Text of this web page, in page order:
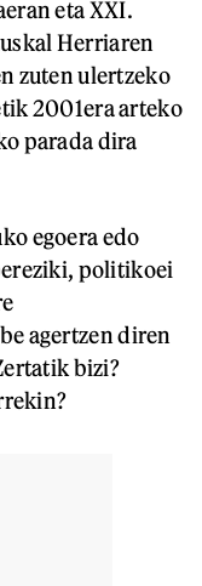
eta XXI.
Herriaren
zuten ulertzeko
2001era arteko
parada dira
egoera edo
politikoei
agertzen diren
bizi?